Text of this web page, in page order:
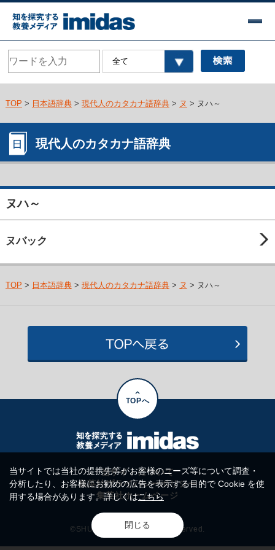
TOP > 日本語辞典> 現代人のカタカナ語辞典> ヌ > ヌハ～
現代人のカタカナ語辞典
ヌハ～
ヌバック
TOP > 日本語辞典> 現代人のカタカナ語辞典> ヌ > ヌハ～
TOPへ
当サイトについて
集英社プライバシーポリシー
集英社ホームページ
©SHUEISHA Inc. All rights reserved.
当サイトでは当社の提携先等がお客様のニーズ等について調査・
分析したり、お客様にお勧めの広告を表示する目的で Cookie を使
用する場合があります。詳しくはこちら
閉じる